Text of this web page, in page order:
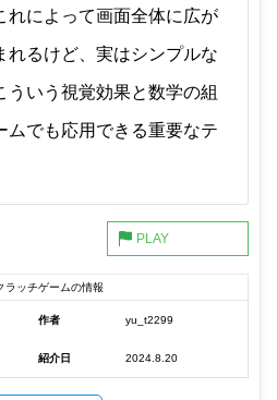
れによって画面全体に広が
れるけど、実はシンプルな
ういう視覚効果と数学の組
ムでも応用できる重要なテ
ラッチゲームの情報
作者 yu_t2299
紹介日 2024.8.20